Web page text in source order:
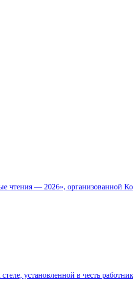
чтения — 2026», организованной
установленной в честь